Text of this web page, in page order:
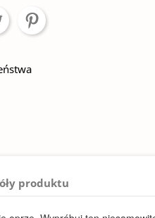
produktu